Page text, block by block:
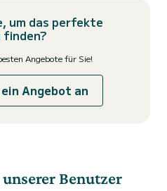
um das perfekte
finden?
Angebote für Sie!
Angebot an
Benutzer